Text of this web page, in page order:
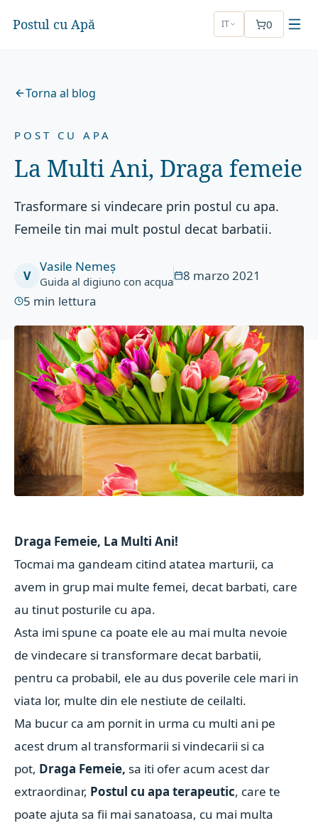
Postul cu Apă IT 0
Torna al blog
POST CU APA
La Multi Ani, Draga femeie
Trasformare si vindecare prin postul cu apa.
Femeile tin mai mult postul decat barbatii.
V
Vasile Nemeș
Guida al digiuno con acqua
8 marzo 2021
5 min lettura
Draga Femeie, La Multi Ani!
Tocmai ma gandeam citind atatea marturii, ca
avem in grup mai multe femei, decat barbati, care
au tinut posturile cu apa.
Asta imi spune ca poate ele au mai multa nevoie
de vindecare si transformare decat barbatii,
pentru ca probabil, ele au dus poverile cele mari in
viata lor, multe din ele nestiute de ceilalti.
Ma bucur ca am pornit in urma cu multi ani pe
acest drum al transformarii si vindecarii si ca
pot, Draga Femeie, sa iti ofer acum acest dar
extraordinar, Postul cu apa terapeutic, care te
poate ajuta sa fii mai sanatoasa, cu mai multa